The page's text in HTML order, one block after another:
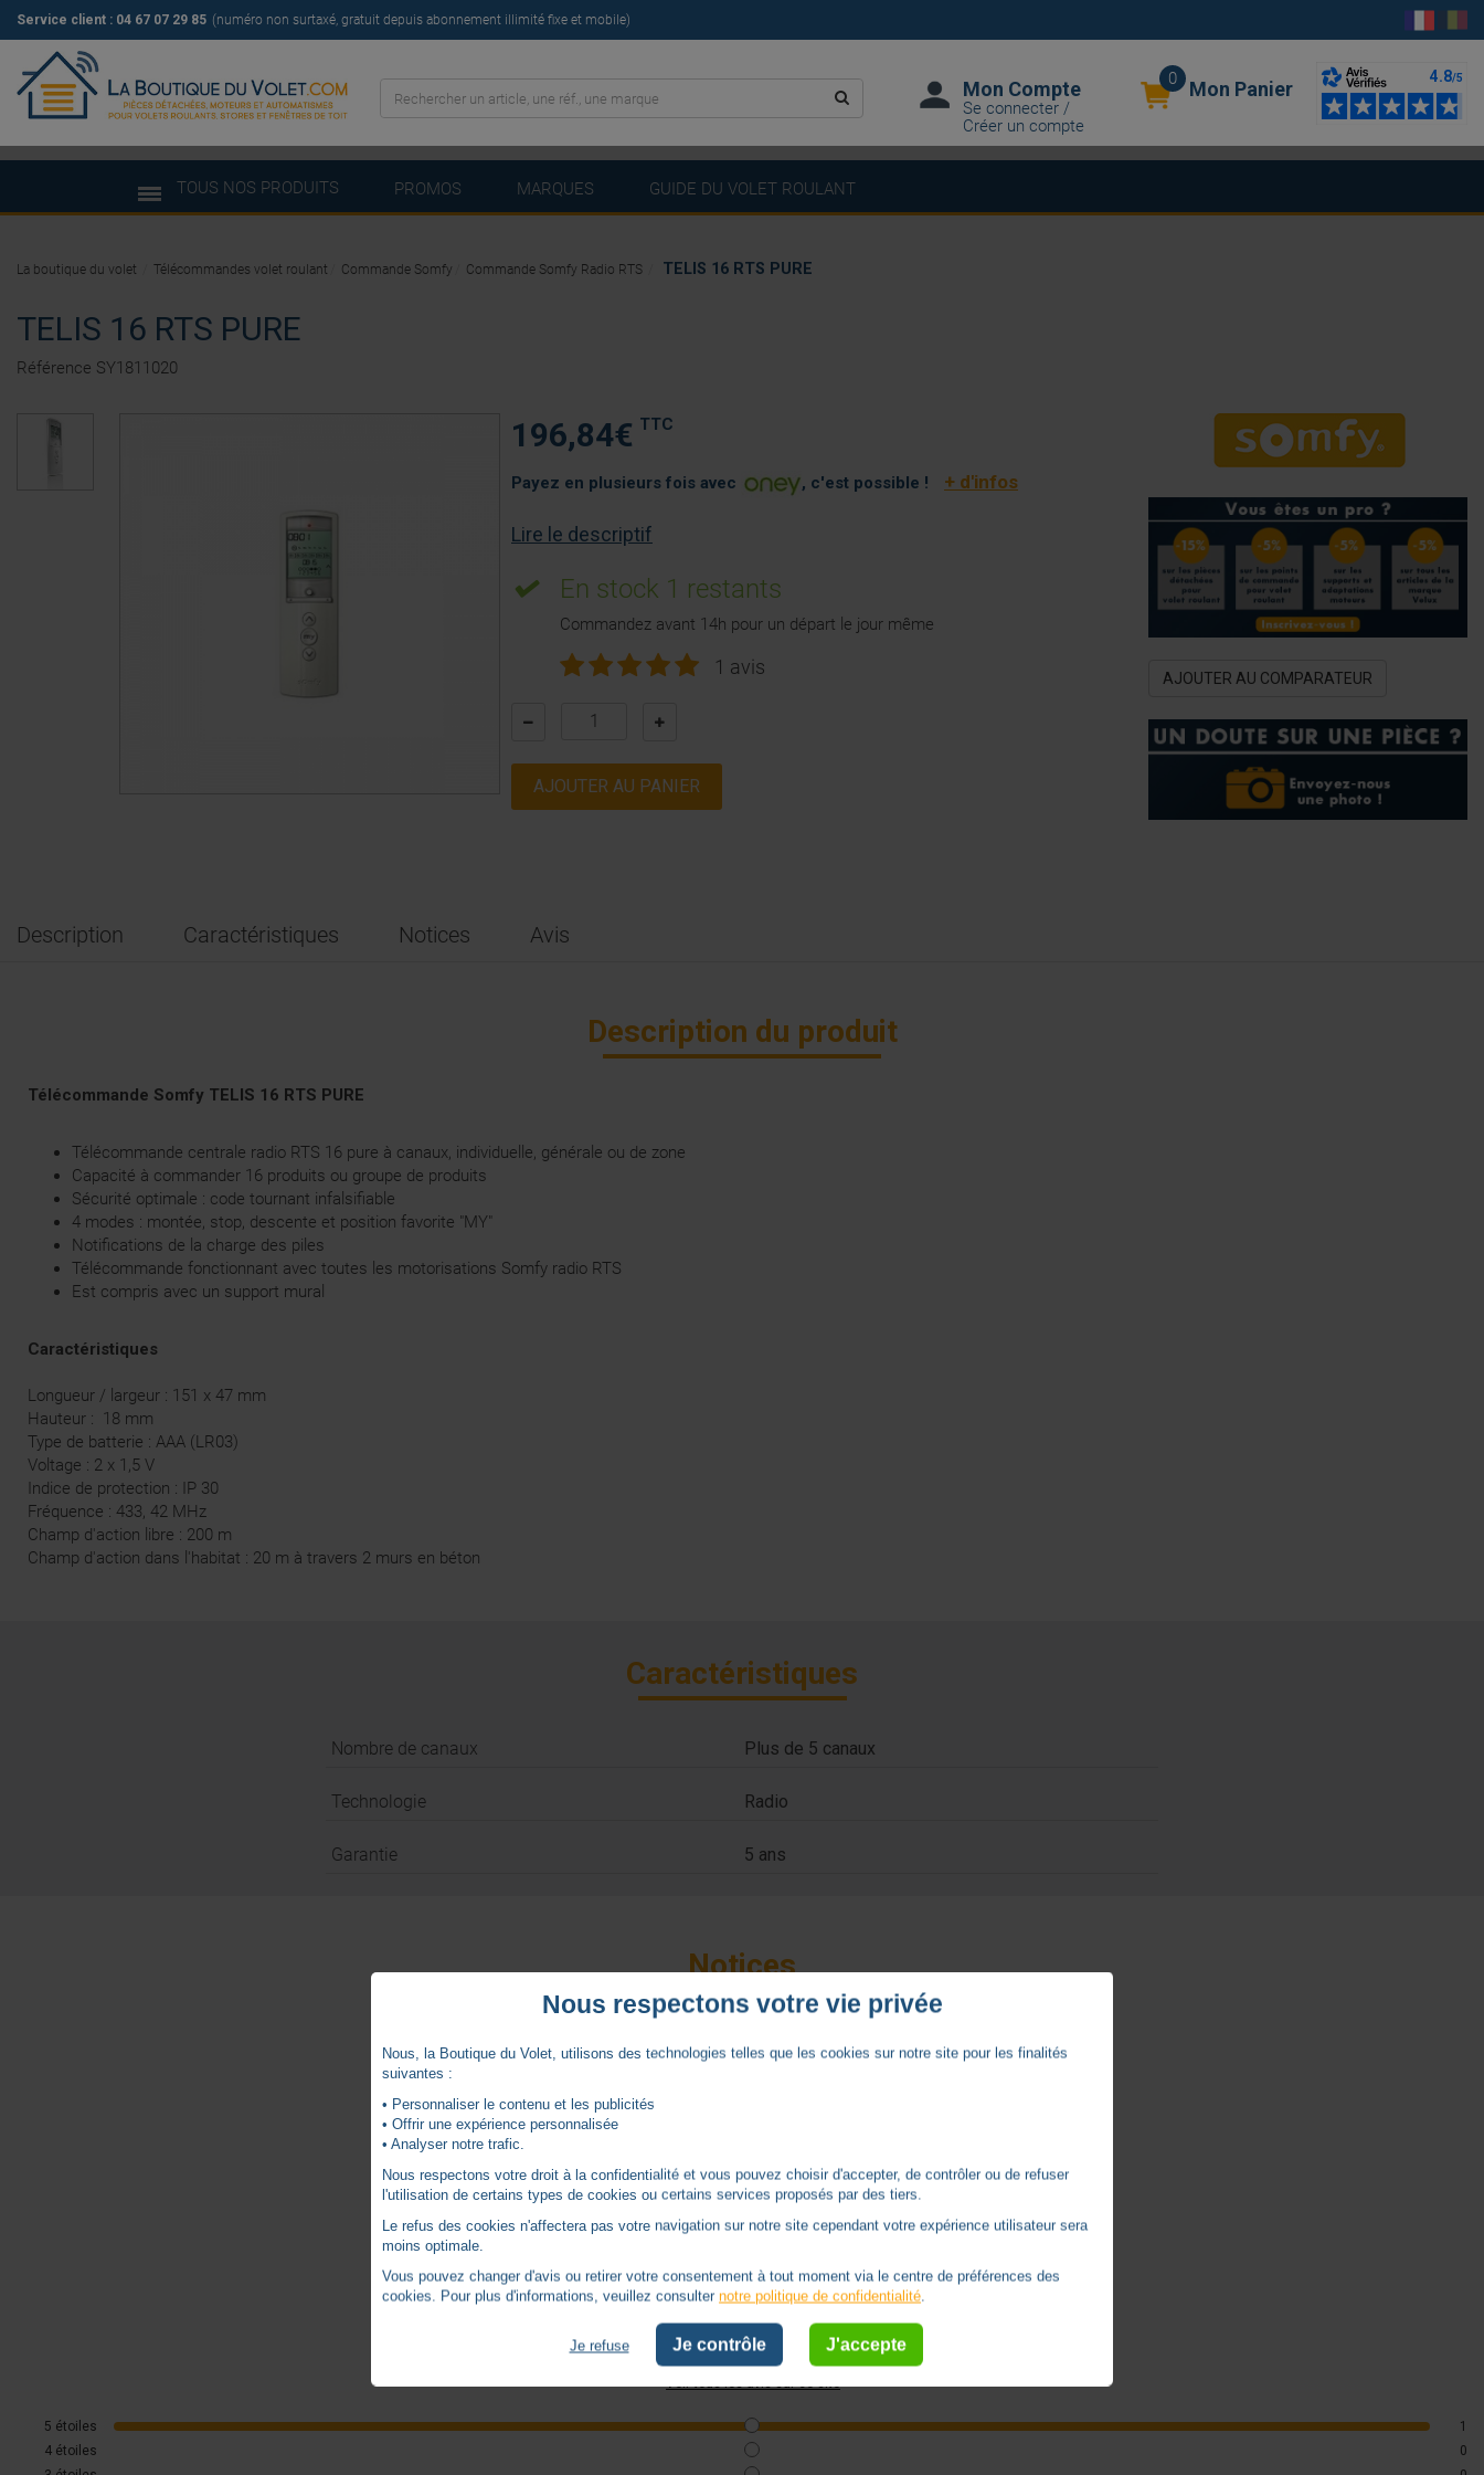
Service client : 04 67 07 29 85 (numéro non surtaxé, gratuit depuis abonnement illimité fixe et mobile)
Mon Compte
Se connecter /
Créer un compte
0 Mon Panier
TOUS NOS PRODUITS PROMOS MARQUES GUIDE DU VOLET ROULANT
TELIS 16 RTS PURE
Référence SY1811020
196,84€ TTC
Payez en plusieurs fois avec , c'est possible ! + d'infos
Lire le descriptif
En stock 1 restants
Commandez avant 14h pour un départ le jour même
1 avis
AJOUTER AU PANIER
AJOUTER AU COMPARATEUR
Description Caractéristiques Notices Avis
Description du produit
Télécommande Somfy TELIS 16 RTS PURE
Télécommande centrale radio RTS 16 pure à canaux, individuelle, générale ou de zone
Capacité à commander 16 produits ou groupe de produits
Sécurité optimale : code tournant infalsifiable
4 modes : montée, stop, descente et position favorite "MY"
Notifications de la charge des piles
Télécommande fonctionnant avec toutes les motorisations Somfy radio RTS
Est compris avec un support mural
Caractéristiques
Longueur / largeur : 151 x 47 mm
Hauteur : 18 mm
Type de batterie : AAA (LR03)
Voltage : 2 x 1,5 V
Indice de protection : IP 30
Fréquence : 433, 42 MHz
Champ d'action libre : 200 m
Champ d'action dans l'habitat : 20 m à travers 2 murs en béton
Caractéristiques
Nombre de canaux Plus de 5 canaux
Technologie Radio
Garantie 5 ans
Notices
5/5
Basé sur1 avis soumis à un
contrôle
5 étoiles
1
4 étoiles
0
La boutique du volet Télécommandes volet roulant Commande Somfy Commande Somfy Radio RTS TELIS 16 RTS PURE
Nous respectons votre vie privée
Nous, la Boutique du Volet, utilisons des technologies telles que les cookies sur notre site pour les finalités
suivantes :
• Personnaliser le contenu et les publicités
• Offrir une expérience personnalisée
• Analyser notre trafic.
Nous respectons votre droit à la confidentialité et vous pouvez choisir d'accepter, de contrôler ou de refuser
l'utilisation de certains types de cookies ou certains services proposés par des tiers.
Le refus des cookies n'affectera pas votre navigation sur notre site cependant votre expérience utilisateur sera
moins optimale.
Vous pouvez changer d'avis ou retirer votre consentement à tout moment via le centre de préférences des
cookies. Pour plus d'informations, veuillez consulternotre politique de confidentialité.
Je refuse Je contrôle J'accepte